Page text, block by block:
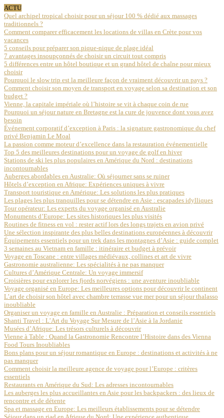
ACTU
Quel archipel tropical choisir pour un séjour 100 % dédié aux massages
traditionnels ?
Comment comparer efficacement les locations de villas en Crète pour vos
vacances
5 conseils pour préparer son pique-nique de plage idéal
7 avantages insoupçonnés de choisir un circuit tout compris
5 différences entre un hôtel boutique et un grand hôtel de chaîne pour mieux
choisir
Pourquoi le slow trip est la meilleure façon de vraiment découvrir un pays ?
Comment choisir son moyen de transport en voyage selon sa destination et son
budget ?
Vienne, la capitale impériale où l’histoire se vit à chaque coin de rue
Pourquoi un séjour nature en Bretagne est la cure de jouvence dont vous avez
besoin
Événement corporatif d’exception à Paris : la signature gastronomique du chef
privé Benjamin Le Moal
La passion comme moteur d’excellence dans la restauration événementielle
Top 5 des meilleures destinations pour un voyage de golf en hiver
Stations de ski les plus populaires en Amérique du Nord : destinations
incontournables
Auberges abordables en Australie: Où séjourner sans se ruiner
Hôtels d’exception en Afrique: Expériences uniques à vivre
Transport touristique en Amérique: Les solutions les plus pratiques
Les plages les plus tranquilles pour se détendre en Asie : escapades idylliques
Tour opérateur: Les experts du voyage organisé en Australie
Monuments d’Europe: Les sites historiques les plus visités
Routines de fitness en vol : rester actif lors des longs trajets en avion privé
Une sélection inspirante des plus belles destinations européennes à découvrir
Équipements essentiels pour un trek dans les montagnes d’Asie : guide complet
3 semaines au Vietnam en famille : itinéraire et budget à prévoir
Voyage en Toscane : entre villages médiévaux, collines et art de vivre
Gastronomie australienne: Les spécialités à ne pas manquer
Cultures d’Amérique Centrale: Un voyage immersif
Croisières pour explorer les fjords norvégiens : une aventure inoubliable
Voyage organisé en Europe: Les meilleures options pour découvrir le continent
L’art de choisir son hôtel avec chambre terrasse vue mer pour un séjour thalasso
inoubliable
Organiser un voyage en famille en Australie : Préparation et conseils essentiels
Shanti Travel : L’Art du Voyage Sur Mesure de l’Asie à la Jordanie
Musées d’Afrique: Les trésors culturels à découvrir
Vienne à Table : Quand la Gastronomie Rencontre l’Histoire dans des Vienna
Food Tours Inoubliables
Bons plans pour un séjour romantique en Europe : destinations et activités à ne
pas manquer
Comment choisir la meilleure agence de voyage pour l’Europe : critères
essentiels
Restaurants en Amérique du Sud: Les adresses incontournables
Les auberges les plus accueillantes en Asie pour les backpackers : des lieux de
rencontre et de détente
Spa et massage en Europe: Les meilleurs établissements pour se détendre